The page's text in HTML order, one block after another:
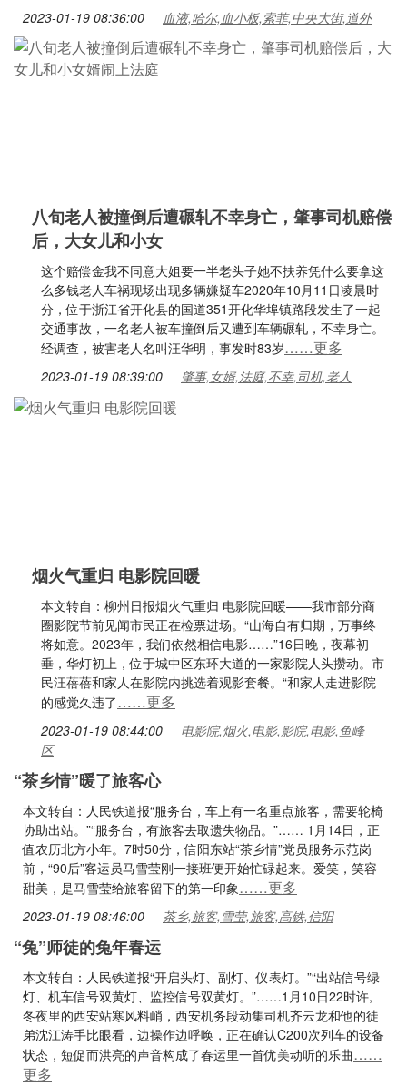
2023-01-19 08:36:00 血液,哈尔,血小板,索菲,中央大街,道外
八旬老人被撞倒后遭碾轧不幸身亡，肇事司机赔偿
后，大女儿和小女
这个赔偿金我不同意大姐要一半老头子她不扶养凭什么要拿这
么多钱老人车祸现场出现多辆嫌疑车2020年10月11日凌晨时
分，位于浙江省开化县的国道351开化华埠镇路段发生了一起
交通事故，一名老人被车撞倒后又遭到车辆碾轧，不幸身亡。
经调查，被害老人名叫汪华明，事发时83岁……更多
2023-01-19 08:39:00 肇事,女婿,法庭,不幸,司机,老人
烟火气重归 电影院回暖
本文转自：柳州日报烟火气重归 电影院回暖——我市部分商
圈影院节前见闻市民正在检票进场。“山海自有归期，万事终
将如意。2023年，我们依然相信电影……”16日晚，夜幕初
垂，华灯初上，位于城中区东环大道的一家影院人头攒动。市
民汪蓓蓓和家人在影院内挑选着观影套餐。“和家人走进影院
的感觉久违了……更多
2023-01-19 08:44:00
电影院,烟火,电影,影院,电影,鱼峰
区
“茶乡情”暖了旅客心
本文转自：人民铁道报“服务台，车上有一名重点旅客，需要轮椅
协助出站。”“服务台，有旅客去取遗失物品。”…… 1月14日，正
值农历北方小年。7时50分，信阳东站“茶乡情”党员服务示范岗
前，“90后”客运员马雪莹刚一接班便开始忙碌起来。爱笑，笑容
甜美，是马雪莹给旅客留下的第一印象……更多
2023-01-19 08:46:00 茶乡,旅客,雪莹,旅客,高铁,信阳
“兔”师徒的兔年春运
本文转自：人民铁道报“开启头灯、副灯、仪表灯。”“出站信号绿
灯、机车信号双黄灯、监控信号双黄灯。”……1月10日22时许,
冬夜里的西安站寒风料峭，西安机务段动集司机齐云龙和他的徒
弟沈江涛手比眼看，边操作边呼唤，正在确认C200次列车的设备
状态，短促而洪亮的声音构成了春运里一首优美动听的乐曲……
更多